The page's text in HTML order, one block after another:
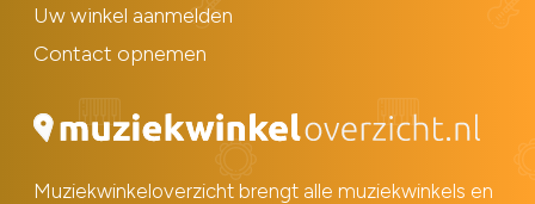
Uw winkel aanmelden
Contact opnemen
Muziekwinkeloverzicht brengt alle muziekwinkels en